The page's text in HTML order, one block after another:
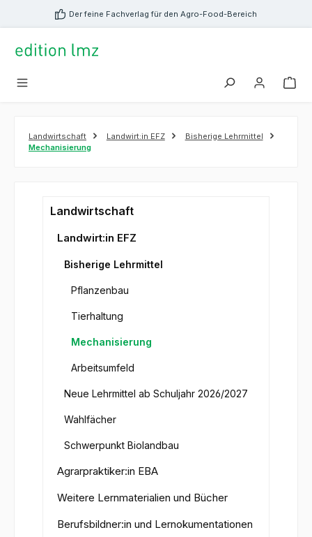
springen Der feine Fachverlag für den Agro-Food-Bereich
Landwirtschaft Landwirt:in EFZ
Bisherige Lehrmittel
Mechanisierung
Landwirtschaft
Landwirt:in EFZ
Bisherige Lehrmittel
Pflanzenbau
Tierhaltung
Mechanisierung
Arbeitsumfeld
Neue Lehrmittel ab Schuljahr 2026/2027
Wahlfächer
Schwerpunkt Biolandbau
Agrarpraktiker:in EBA
Weitere Lernmaterialien und Bücher
Berufsbildner:in und Lernokumentationen